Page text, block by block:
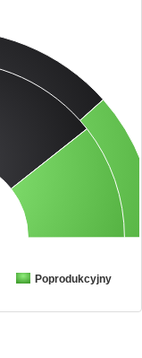
Poprodukcyjny